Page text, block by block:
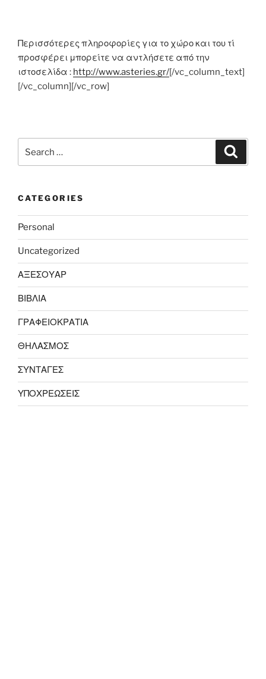
Περισσότερες πληροφορίες για το χώρο και του τί
προσφέρει μπορείτε να αντλήσετε από την
ιστοσελίδα : http://www.asteries.gr/[/vc_column_text]
[/vc_column][/vc_row]
CATEGORIES
Personal
Uncategorized
ΑΞΕΣΟΥΑΡ
ΒΙΒΛΙΑ
ΓΡΑΦΕΙΟΚΡΑΤΙΑ
ΘΗΛΑΣΜΟΣ
ΣΥΝΤΑΓΕΣ
ΥΠΟΧΡΕΩΣΕΙΣ